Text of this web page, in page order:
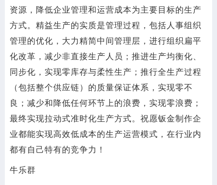
资源，降低企业管理和运营成本为主要目标的生产
方式。精益生产的实质是管理过程，包括人事组织
管理的优化，大力精简中间管理层，进行组织扁平
化改革，减少非直接生产人员；推进生产均衡化、
同步化，实现零库存与柔性生产；推行全生产过程
（包括整个供应链）的质量保证体系，实现零不
良；减少和降低任何环节上的浪费，实现零浪费；
最终实现拉动式准时化生产方式。祝愿钣金制作企
业都能实现高效低成本的生产运营模式，在行业内
都有自己特有的竞争力！
牛乐群